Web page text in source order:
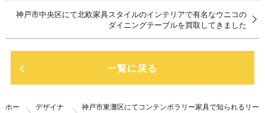
神戸市中央区にて北欧家具スタイルのインテリアで有名なウニコの
ダイニングテーブルを買取してきました
一覧に戻る
ホー
デザイナ
神戸市東灘区にてコンテンポラリー家具で知られるリー